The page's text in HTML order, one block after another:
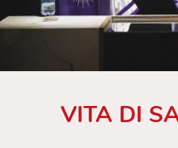
VITA DI